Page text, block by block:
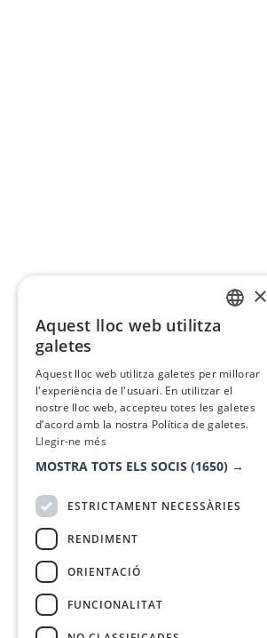
×
Aquest lloc web utilitza
galetes
Aquest lloc web utilitza galetes per millorar
l'experiència de l'usuari. En utilitzar el
nostre lloc web, accepteu totes les galetes
d’acord amb la nostra Política de galetes.
Llegir-ne més
MOSTRA TOTS ELS SOCIS (1650) →
ESTRICTAMENT NECESSÀRIES
RENDIMENT
ORIENTACIÓ
FUNCIONALITAT